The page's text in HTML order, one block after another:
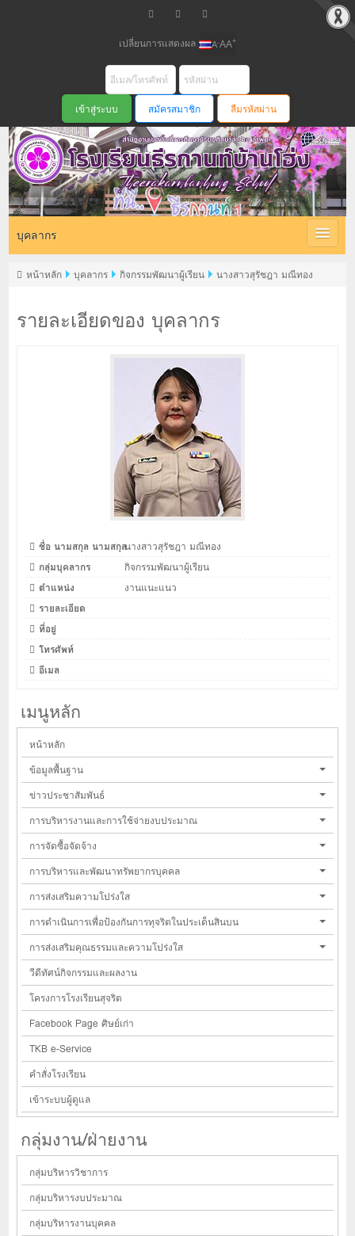
เปลี่ยนการแสดงผล A-AA+
สมัครสมาชิก ลืมรหัสผ่าน
บุคลากร
รายละเอียดของ บุคลากร
หน้าหลัก บุคลากร กิจกรรมพัฒนาผู้เรียน นางสาวสุรัชฎา มณีทอง
ชื่อ นามสกุล นามสกุลนางสาวสุรัชฎา มณีทอง
กลุ่มบุคลากร
กิจกรรมพัฒนาผู้เรียน
ตำแหน่ง
งานแนะแนว
รายละเอียด
ที่อยู่
โทรศัพท์
อีเมล
เมนูหลัก
หน้าหลัก
ข้อมูลพื้นฐาน
ข่าวประชาสัมพันธ์
การบริหารงานและการใช้จ่ายงบประมาณ
การจัดซื้อจัดจ้าง
การบริหารและพัฒนาทรัพยากรบุคคล
การส่งเสริมความโปร่งใส
การดำเนินการเพื่อป้องกันการทุจริตในประเด็นสินบน
การส่งเสริมคุณธรรมและความโปร่งใส
วีดีทัศน์กิจกรรมและผลงาน
โครงการโรงเรียนสุจริต
Facebook Page ศิษย์เก่า
TKB e-Service
คำสั่งโรงเรียน
เข้าระบบผู้ดูแล
กลุ่มงาน/ฝ่ายงาน
กลุ่มบริหารวิชาการ
กลุ่มบริหารงบประมาณ
กลุ่มบริหารงานบุคคล